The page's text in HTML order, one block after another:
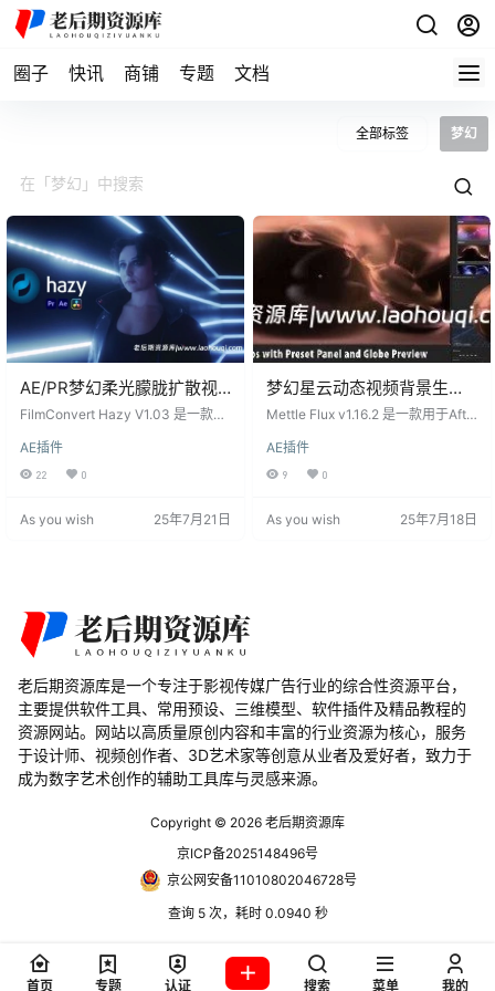
圈子 快讯 商铺 专题 文档
全部标签 梦幻
AE/PR梦幻柔光朦胧扩散视
频特效插件 FilmConvert
FilmConvert Hazy V1.03 是一款专
的插件，能够为视频添加梦幻般的
柔光、朦胧和扩散特效。通过该插
源添加柔和的光晕效果。这些功能
滑肤色不均：…
AE插件
22 0
As you wish 25年7月21日
梦幻星云动态视频背景生成
AE/PR插件-Mettle Flux
Mettle Flux v1.16.2 是一款用于Afte
注于生成3D体积分形火焰效果。通
过这款插件，用户可以创建美丽的
这款插件的强大功能和广泛的兼容
AE插件
9 0
As you wish 25年7月18日
老后期资源库是一个专注于影视传媒广告行业的综合性资源平台，
主要提供软件工具、常用预设、三维模型、软件插件及精品教程的
资源网站。网站以高质量原创内容和丰富的行业资源为核心，服务
于设计师、视频创作者、3D艺术家等创意从业者及爱好者，致力于
成为数字艺术创作的辅助工具库与灵感来源。
Copyright © 2026 老后期资源库
京ICP备2025148496号
京公网安备11010802046728号
查询 5 次，耗时 0.0940 秒
首页 专题 认证 搜索 菜单 我的